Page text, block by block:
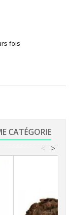
fois
CATÉGORIE
>
<